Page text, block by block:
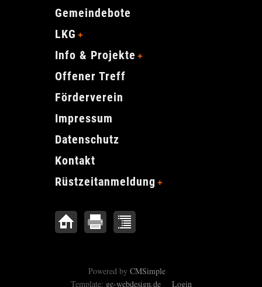
Gemeindebote
LKG
Info & Projekte
Offener Treff
Förderverein
Impressum
Datenschutz
Kontakt
Rüstzeitanmeldung
Powered by CMSimple
Template: ge-webdesign.de Login